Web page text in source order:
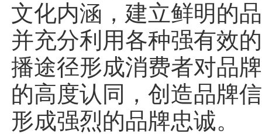
文化内涵，建立鲜明的
并充分利用各种强有效
播途径形成消费者对品
的高度认同，创造品牌
形成强烈的品牌忠诚。